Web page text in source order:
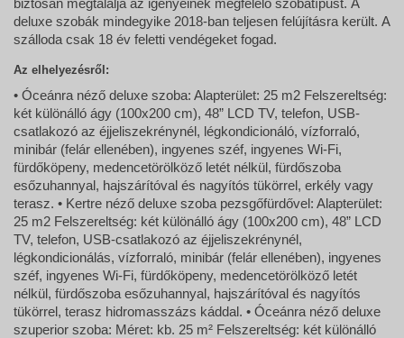
biztosan megtalálja az igényeinek megfelelő szobatípust. A
deluxe szobák mindegyike 2018-ban teljesen felújításra került. A
szálloda csak 18 év feletti vendégeket fogad.
Az elhelyezésről:
• Óceánra néző deluxe szoba: Alapterület: 25 m2 Felszereltség:
két különálló ágy (100x200 cm), 48” LCD TV, telefon, USB-
csatlakozó az éjjeliszekrénynél, légkondicionáló, vízforraló,
minibár (felár ellenében), ingyenes széf, ingyenes Wi-Fi,
fürdőköpeny, medencetörölköző letét nélkül, fürdőszoba
esőzuhannyal, hajszárítóval és nagyítós tükörrel, erkély vagy
terasz. • Kertre néző deluxe szoba pezsgőfürdővel: Alapterület:
25 m2 Felszereltség: két különálló ágy (100x200 cm), 48” LCD
TV, telefon, USB-csatlakozó az éjjeliszekrénynél,
légkondicionálás, vízforraló, minibár (felár ellenében), ingyenes
széf, ingyenes Wi-Fi, fürdőköpeny, medencetörölköző letét
nélkül, fürdőszoba esőzuhannyal, hajszárítóval és nagyítós
tükörrel, terasz hidromasszázs káddal. • Óceánra néző deluxe
szuperior szoba: Méret: kb. 25 m² Felszereltség: két különálló